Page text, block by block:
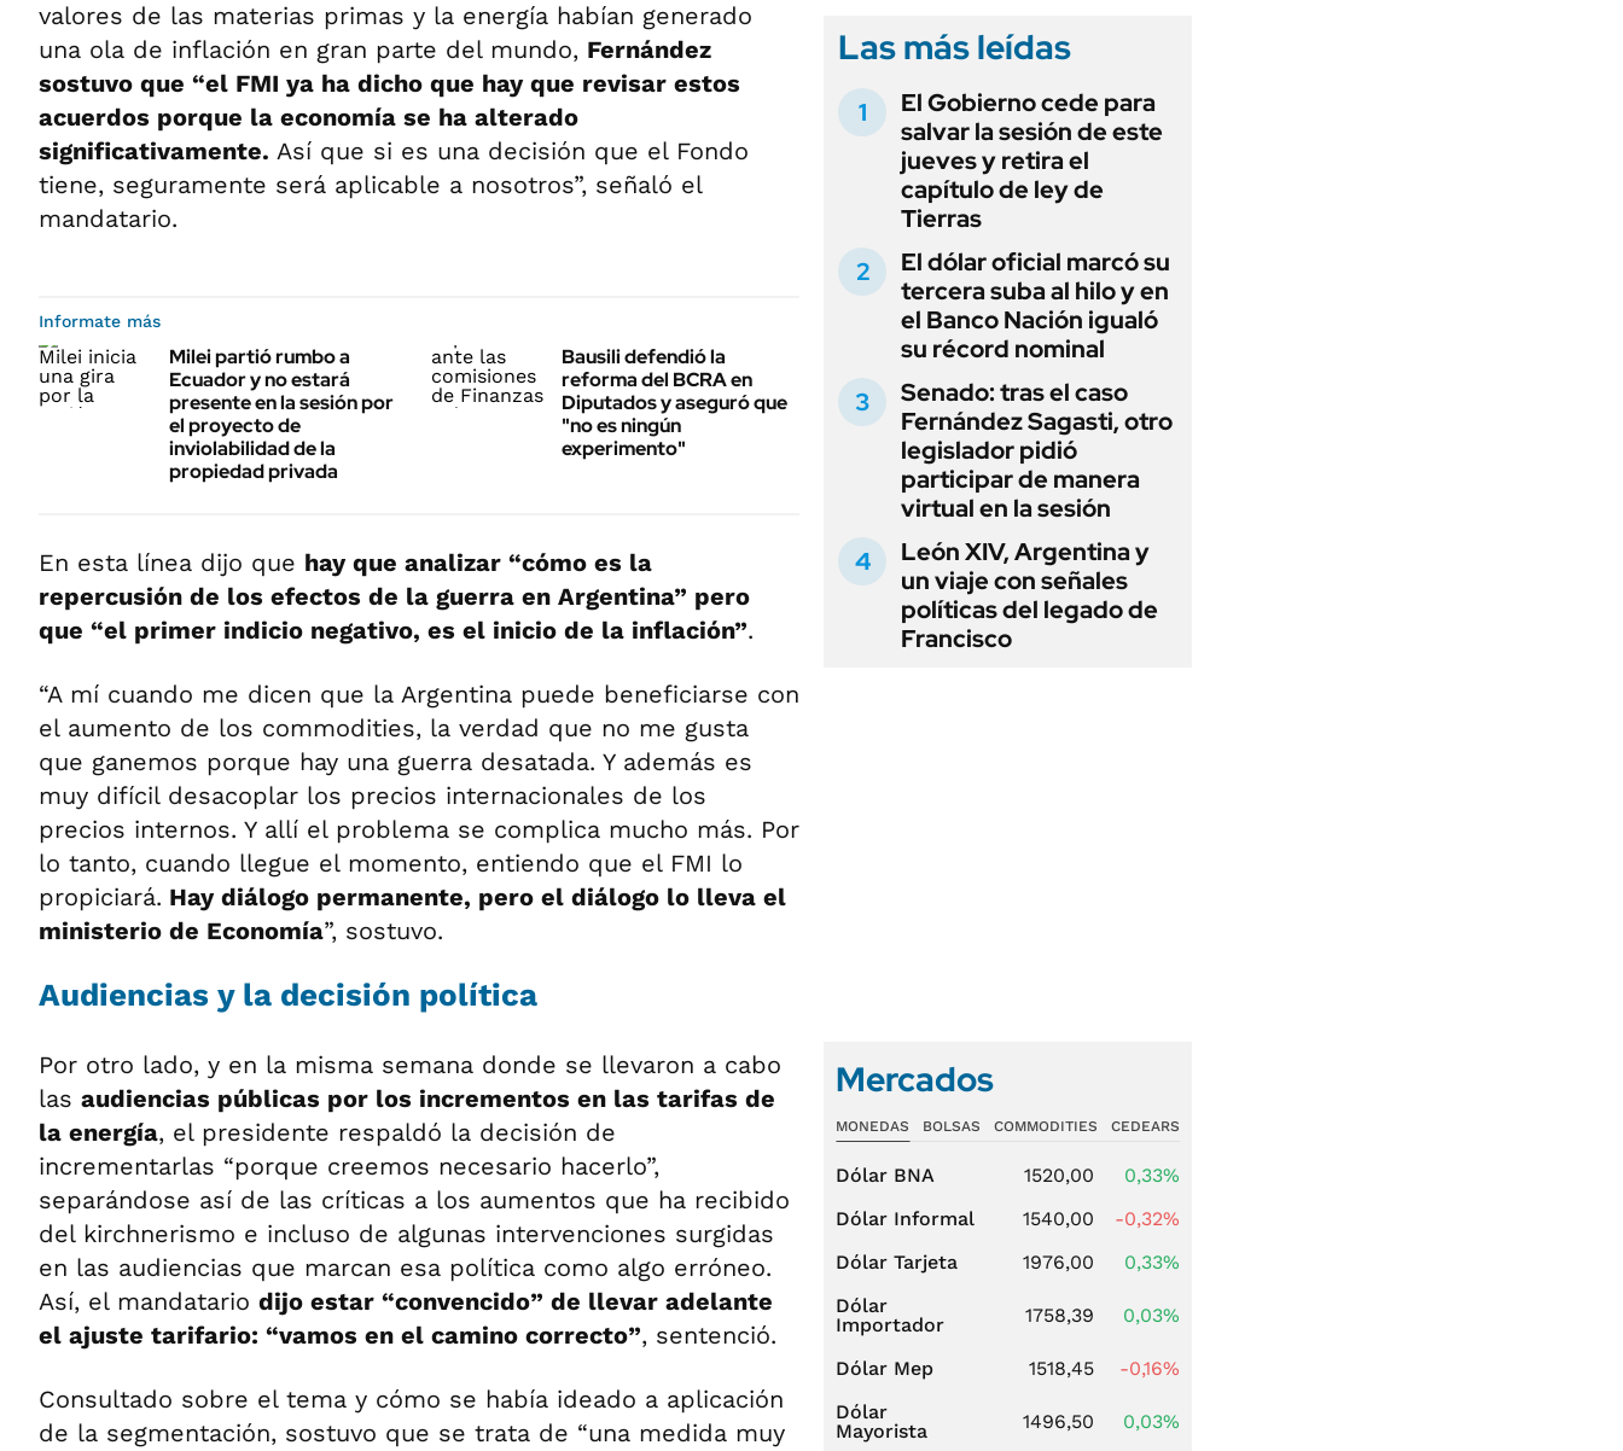
valores de las materias primas y la energía habían generado
una ola de inflación en gran parte del mundo, Fernández
sostuvo que “el FMI ya ha dicho que hay que revisar estos
acuerdos porque la economía se ha alterado
significativamente. Así que si es una decisión que el Fondo
tiene, seguramente será aplicable a nosotros”, señaló el
mandatario.
Informate más
Milei partió rumbo a
Ecuador y no estará
presente en la sesión por
el proyecto de
inviolabilidad de la
propiedad privada
Bausili defendió la
reforma del BCRA en
Diputados y aseguró que
"no es ningún
experimento"
En esta línea dijo que hay que analizar “cómo es la
repercusión de los efectos de la guerra en Argentina” pero
que “el primer indicio negativo, es el inicio de la inflación”.
“A mí cuando me dicen que la Argentina puede beneficiarse con
el aumento de los commodities, la verdad que no me gusta
que ganemos porque hay una guerra desatada. Y además es
muy difícil desacoplar los precios internacionales de los
precios internos. Y allí el problema se complica mucho más. Por
lo tanto, cuando llegue el momento, entiendo que el FMI lo
propiciará. Hay diálogo permanente, pero el diálogo lo lleva el
ministerio de Economía”, sostuvo.
Audiencias y la decisión política
Por otro lado, y en la misma semana donde se llevaron a cabo
las audiencias públicas por los incrementos en las tarifas de
la energía, el presidente respaldó la decisión de
incrementarlas “porque creemos necesario hacerlo”,
separándose así de las críticas a los aumentos que ha recibido
del kirchnerismo e incluso de algunas intervenciones surgidas
en las audiencias que marcan esa política como algo erróneo.
Así, el mandatario dijo estar “convencido” de llevar adelante
el ajuste tarifario: “vamos en el camino correcto”, sentenció.
Consultado sobre el tema y cómo se había ideado a aplicación
de la segmentación, sostuvo que se trata de “una medida muy
Las más leídas
El Gobierno cede para
salvar la sesión de este
jueves y retira el
capítulo de ley de
Tierras
El dólar oficial marcó su
tercera suba al hilo y en
el Banco Nación igualó
su récord nominal
Senado: tras el caso
Fernández Sagasti, otro
legislador pidió
participar de manera
virtual en la sesión
León XIV, Argentina y
un viaje con señales
políticas del legado de
Francisco
Mercados
MONEDAS BOLSAS COMMODITIES CEDEARS
Dólar BNA 1520,00
0,33%
Dólar Informal
1540,00
-0,32%
Dólar Tarjeta
1976,00
0,33%
Dólar
Importador
1758,39 0,03%
Dólar Mep 1518,45
-0,16%
Dólar
Mayorista
1496,50 0,03%